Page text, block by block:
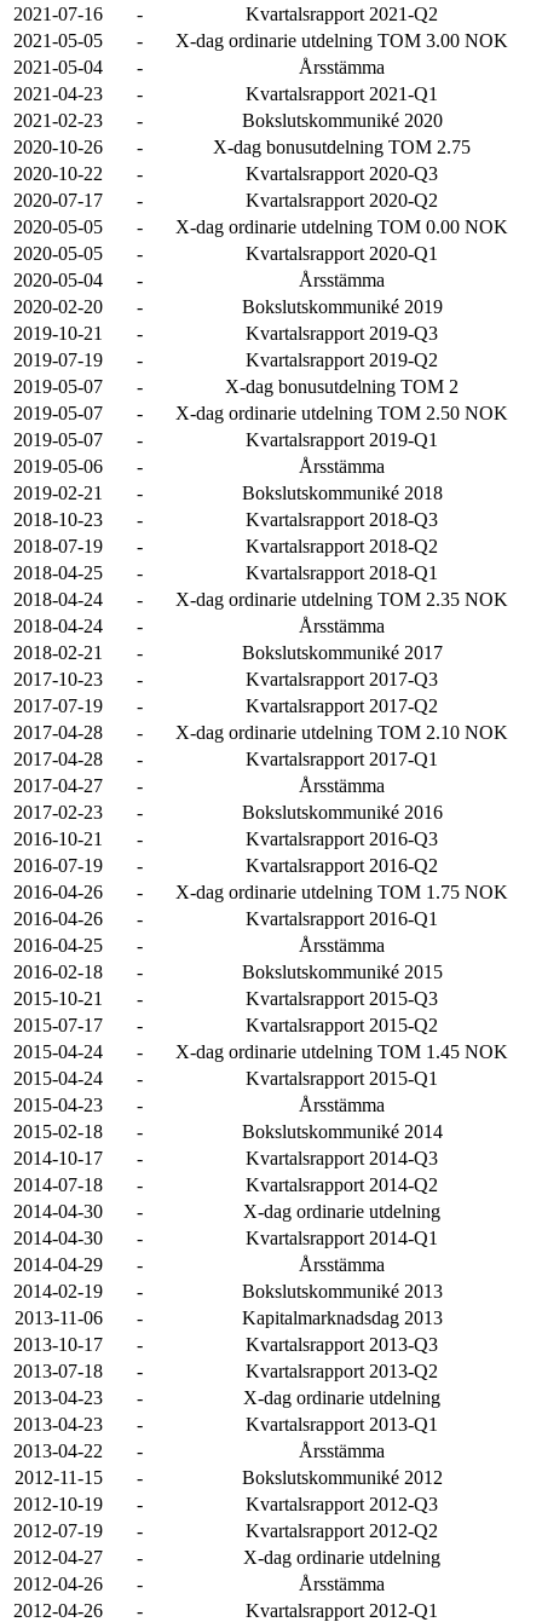
2021-07-16 -
Kvartalsrapport 2021-Q2
2021-05-05
-
X-dag ordinarie utdelning TOM 3.00 NOK
2021-05-04
-
Årsstämma
2021-04-23
-
Kvartalsrapport 2021-Q1
2021-02-23
-
Bokslutskommuniké 2020
2020-10-26
-
X-dag bonusutdelning TOM 2.75
2020-10-22
-
Kvartalsrapport 2020-Q3
2020-07-17
-
Kvartalsrapport 2020-Q2
2020-05-05
-
X-dag ordinarie utdelning TOM 0.00 NOK
2020-05-05
-
Kvartalsrapport 2020-Q1
2020-05-04
-
Årsstämma
2020-02-20
-
Bokslutskommuniké 2019
2019-10-21
-
Kvartalsrapport 2019-Q3
2019-07-19
-
Kvartalsrapport 2019-Q2
2019-05-07
-
X-dag bonusutdelning TOM 2
2019-05-07
-
X-dag ordinarie utdelning TOM 2.50 NOK
2019-05-07
-
Kvartalsrapport 2019-Q1
2019-05-06
-
Årsstämma
2019-02-21
-
Bokslutskommuniké 2018
2018-10-23
-
Kvartalsrapport 2018-Q3
2018-07-19
-
Kvartalsrapport 2018-Q2
2018-04-25
-
Kvartalsrapport 2018-Q1
2018-04-24
-
X-dag ordinarie utdelning TOM 2.35 NOK
2018-04-24
-
Årsstämma
2018-02-21
-
Bokslutskommuniké 2017
2017-10-23
-
Kvartalsrapport 2017-Q3
2017-07-19
-
Kvartalsrapport 2017-Q2
2017-04-28
-
X-dag ordinarie utdelning TOM 2.10 NOK
2017-04-28
-
Kvartalsrapport 2017-Q1
2017-04-27
-
Årsstämma
2017-02-23
-
Bokslutskommuniké 2016
2016-10-21
-
Kvartalsrapport 2016-Q3
2016-07-19
-
Kvartalsrapport 2016-Q2
2016-04-26
-
X-dag ordinarie utdelning TOM 1.75 NOK
2016-04-26
-
Kvartalsrapport 2016-Q1
2016-04-25
-
Årsstämma
2016-02-18
-
Bokslutskommuniké 2015
2015-10-21
-
Kvartalsrapport 2015-Q3
2015-07-17
-
Kvartalsrapport 2015-Q2
2015-04-24
-
X-dag ordinarie utdelning TOM 1.45 NOK
2015-04-24
-
Kvartalsrapport 2015-Q1
2015-04-23
-
Årsstämma
2015-02-18
-
Bokslutskommuniké 2014
2014-10-17
-
Kvartalsrapport 2014-Q3
2014-07-18
-
Kvartalsrapport 2014-Q2
2014-04-30
-
X-dag ordinarie utdelning
2014-04-30
-
Kvartalsrapport 2014-Q1
2014-04-29
-
Årsstämma
2014-02-19
-
Bokslutskommuniké 2013
2013-11-06
-
Kapitalmarknadsdag 2013
2013-10-17
-
Kvartalsrapport 2013-Q3
2013-07-18
-
Kvartalsrapport 2013-Q2
2013-04-23
-
X-dag ordinarie utdelning
2013-04-23
-
Kvartalsrapport 2013-Q1
2013-04-22
-
Årsstämma
2012-11-15
-
Bokslutskommuniké 2012
2012-10-19
-
Kvartalsrapport 2012-Q3
2012-07-19
-
Kvartalsrapport 2012-Q2
2012-04-27
-
X-dag ordinarie utdelning
2012-04-26
-
Årsstämma
2012-04-26
-
Kvartalsrapport 2012-Q1